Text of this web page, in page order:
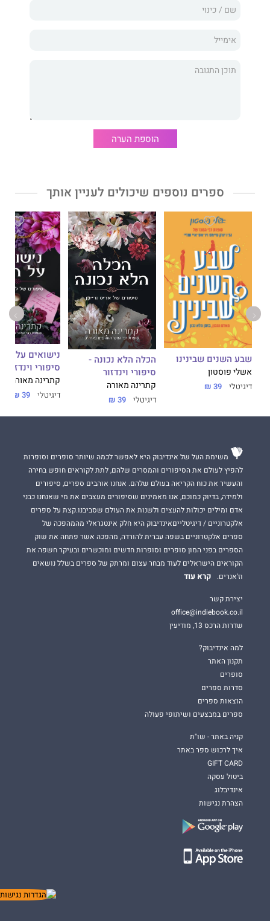
ספר זה הוא השלישי בסדרת וינדזור, אך עומד בפני עצמו ואינו
קתרינה מאורה היא סופרת רבי מכר של היו-אס-איי טודיי, ומובילה
הוספת הערה
ספרים נוספים שיכולים לעניין אותך
שבע השנים שבינינו
אשלי פוסטון
דיגיטלי 39 ₪
הכלה הלא נכונה -
סיפורי וינדזור
קתרינה מאורה
דיגיטלי 39 ₪
נישואים על
סיפורי וינדזור
קתרינה מאורה
דיגיטלי 39 ₪
משימת העל של אינדיבוק היא לאפשר לכמה שיותר סופרים וסופרות
להפיץ לעולם את הסיפורים והמסרים שלהם, לתת לקוראים חופש בחירה
והעשיר את כוח הקריאה בעולם שלהם. אנחנו אוהבים ספרים, סיפורים
ולמידה, בדיוק כמוכם, אנו מאמינים שסיפורים מעצבים את מי שאנחנו כבני
אדם ומילים יכולות להעצים ולשנות את העולם שסביבנו.קצת על ספרים
אלקטרוניים / דיגיטלייםאינדיבוק היא חלק אינטגראלי מהמהפכה של
ספרים אלקטרוניים בשפה עברית להורדה, מהפכה אשר פתחה את שוק
הספרים בפני המון סופרים וסופרות חדשים ומוכשרים ובעיקר חשפה את
הקוראים הישראלים לעוד מבחר עצום ומרתק של ספרים בשלל נושאים
וז'אנרים.
קרא עוד
יצירת קשר
office@indiebook.co.il
שדרות הרכס 13, מודיעין
למה אינדיבוק?
תקנון האתר
סופרים
סדרות ספרים
הוצאות ספרים
ספרים במבצעים ושיתופי פעולה
קניה באתר - שו"ת
איך לרכוש ספר באתר
GIFT CARD
ביטול עסקה
אינדיבלוג
הצהרת נגישות